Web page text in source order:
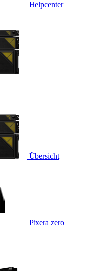
Helpcenter
Übersicht
Pixera zero